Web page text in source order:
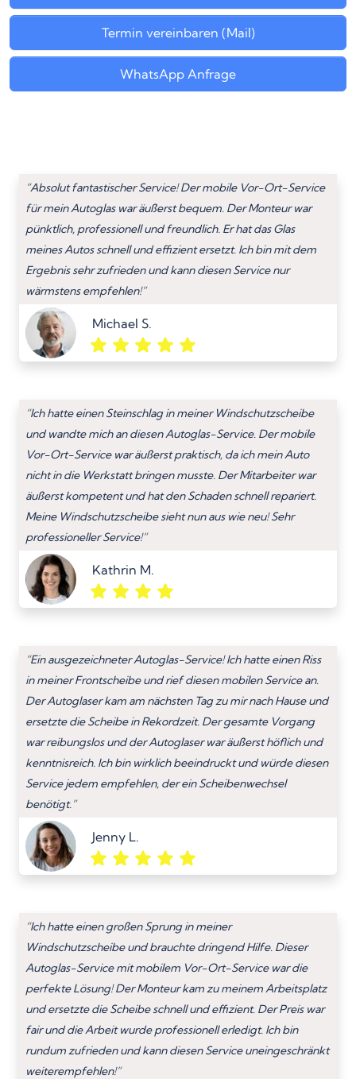
Termin vereinbaren (Mail)
WhatsApp Anfrage
“Absolut fantastischer Service! Der mobile Vor-Ort-Service
für mein Autoglas war äußerst bequem. Der Monteur war
pünktlich, professionell und freundlich. Er hat das Glas
meines Autos schnell und effizient ersetzt. Ich bin mit dem
Ergebnis sehr zufrieden und kann diesen Service nur
wärmstens empfehlen!”
Michael S.
“Ich hatte einen Steinschlag in meiner Windschutzscheibe
und wandte mich an diesen Autoglas-Service. Der mobile
Vor-Ort-Service war äußerst praktisch, da ich mein Auto
nicht in die Werkstatt bringen musste. Der Mitarbeiter war
äußerst kompetent und hat den Schaden schnell repariert.
Meine Windschutzscheibe sieht nun aus wie neu! Sehr
professioneller Service!”
Kathrin M.
“Ein ausgezeichneter Autoglas-Service! Ich hatte einen Riss
in meiner Frontscheibe und rief diesen mobilen Service an.
Der Autoglaser kam am nächsten Tag zu mir nach Hause und
ersetzte die Scheibe in Rekordzeit. Der gesamte Vorgang
war reibungslos und der Autoglaser war äußerst höflich und
kenntnisreich. Ich bin wirklich beeindruckt und würde diesen
Service jedem empfehlen, der ein Scheibenwechsel
benötigt.”
Jenny L.
“Ich hatte einen großen Sprung in meiner
Windschutzscheibe und brauchte dringend Hilfe. Dieser
Autoglas-Service mit mobilem Vor-Ort-Service war die
perfekte Lösung! Der Monteur kam zu meinem Arbeitsplatz
und ersetzte die Scheibe schnell und effizient. Der Preis war
fair und die Arbeit wurde professionell erledigt. Ich bin
rundum zufrieden und kann diesen Service uneingeschränkt
weiterempfehlen!”